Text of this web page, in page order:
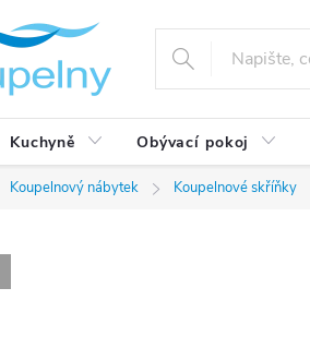
Kuchyně Obývací pokoj
Koupelnový nábytek Koupelnové skříňky